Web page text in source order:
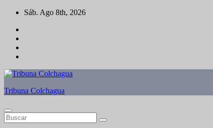
Saltar
contenido
Sáb. Ago 8th, 2026
Tribuna Colchagua